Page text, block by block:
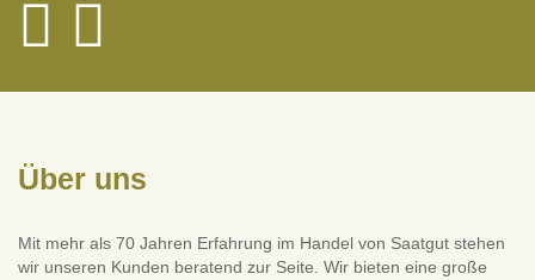
Über uns
Mit mehr als 70 Jahren Erfahrung im Handel von Saatgut stehen
wir unseren Kunden beratend zur Seite. Wir bieten eine große